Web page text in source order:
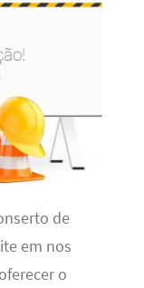
de
em nos
o